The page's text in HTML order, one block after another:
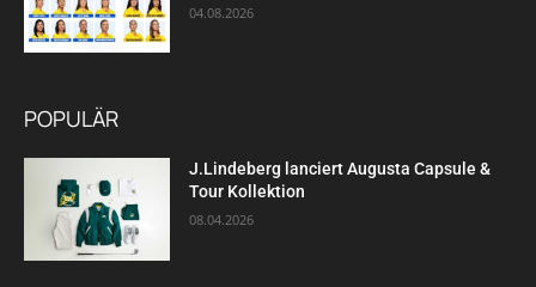
04.08.2026
POPULÄR
J.Lindeberg lanciert Augusta Capsule &
Tour Kollektion
08.04.2026